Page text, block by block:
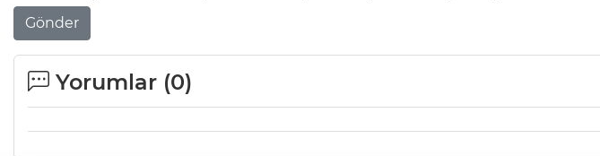
Gönder
Yorumlar (0)